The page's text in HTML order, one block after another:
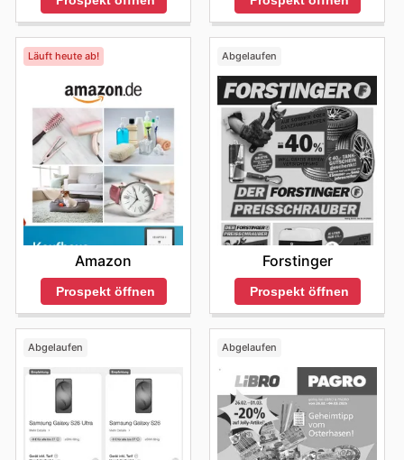
Läuft heute ab!
Amazon
Prospekt öffnen
Abgelaufen
Forstinger
Prospekt öffnen
Abgelaufen Abgelaufen